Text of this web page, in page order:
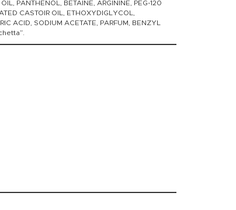
PANTHENOL, BETAINE, ARGININE, PEG-120
CASTOIR OIL, ETHOXYDIGLYCOL,
ACID, SODIUM ACETATE, PARFUM, BENZYL